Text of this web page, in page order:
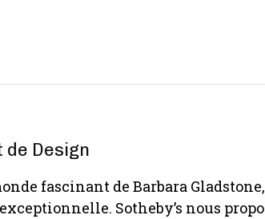
de Design
fascinant de Barbara
Sotheby’s nous